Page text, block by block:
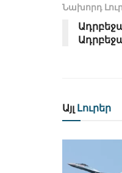
Նախորդ
Այլ Լուրեր